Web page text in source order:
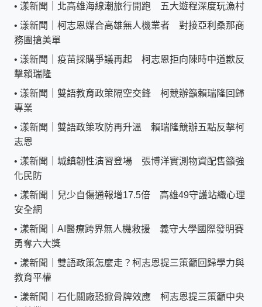
• 漾新聞｜北高雄海線潮旅行開跑 五大遊程深度玩漁村
• 漾新聞｜柯志恩媒合高雄無人機業者 對接亞利桑那商
務團搶美單
• 漾新聞｜疫苗採購爭議再起 柯志恩拒向陳時中道歉反
擊賴瑞隆
• 漾新聞｜雙語教育政策隔空交鋒 柯競辦籲賴瑞隆回歸
專業
• 漾新聞｜雙語政策攻防再升溫 賴瑞隆競辦五點反擊柯
志恩
• 漾新聞｜城鎮韌性演習登場 張博洋實測物資配售籲強
化民防
• 漾新聞｜兒少自傷通報增17.5倍 高雄49守護站織心理
安全網
• 漾新聞｜AI醫療跨界無人機救援 義守大學國際發明賽
勇奪六大獎
• 漾新聞｜雙語政策怎麼走？柯志恩提三策籲回歸學力與
教育平權
• 漾新聞｜石化關廠恐掀骨牌效應 柯志恩提三策籲中央